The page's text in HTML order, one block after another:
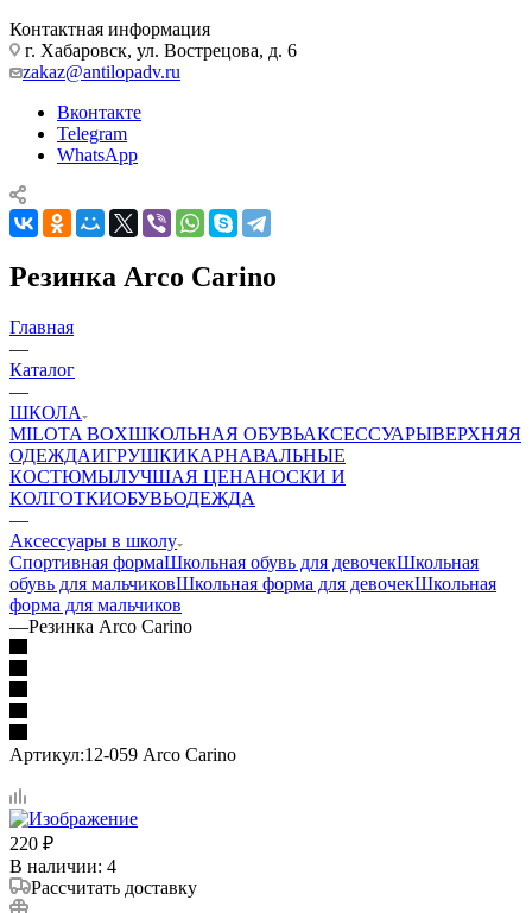
Контактная информация
г. Хабаровск, ул. Вострецова, д. 6
zakaz@antilopadv.ru
Вконтакте
Telegram
WhatsApp
Резинка Arco Carino
Главная
—
Каталог
—
ШКОЛА
MILOTA BOXШКОЛЬНАЯ ОБУВЬАКСЕССУАРЫВЕРХНЯЯ
ОДЕЖДАИГРУШКИКАРНАВАЛЬНЫЕ
КОСТЮМЫЛУЧШАЯ ЦЕНАНОСКИ И
КОЛГОТКИОБУВЬОДЕЖДА
—
Аксессуары в школу
Спортивная формаШкольная обувь для девочекШкольная
обувь для мальчиковШкольная форма для девочекШкольная
форма для мальчиков
—Резинка Arco Carino
Артикул:12-059 Arco Carino
220 ₽
В наличии: 4
Рассчитать доставку